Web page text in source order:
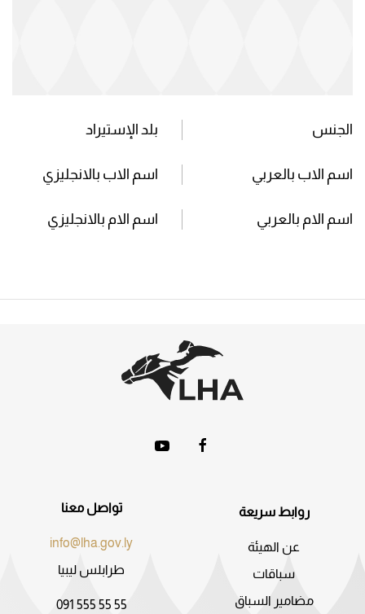
الجنس بلد الإستيراد
اسم الاب بالعربي اسم الاب بالانجليزي
اسم الام بالعربي اسم الام بالانجليزي
روابط سريعة
عن الهيئة
سباقات
مضامير السباق
تواصل معنا
info@lha.gov.ly
طرابلس ليبيا
091 555 55 55